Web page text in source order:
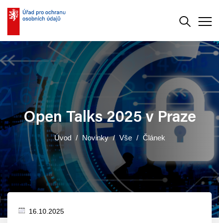
Open Talks 2025 v Praze
Úvod Novinky Vše Článek
16.10.2025